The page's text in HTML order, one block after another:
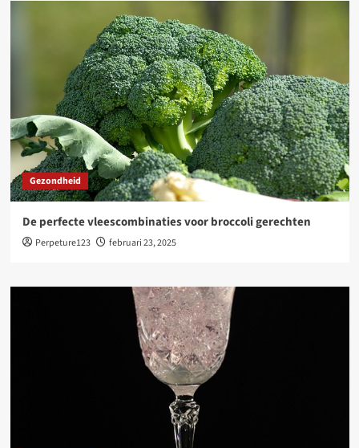
Gezondheid
De perfecte vleescombinaties voor broccoli gerechten
Perpeture123 februari 23, 2025